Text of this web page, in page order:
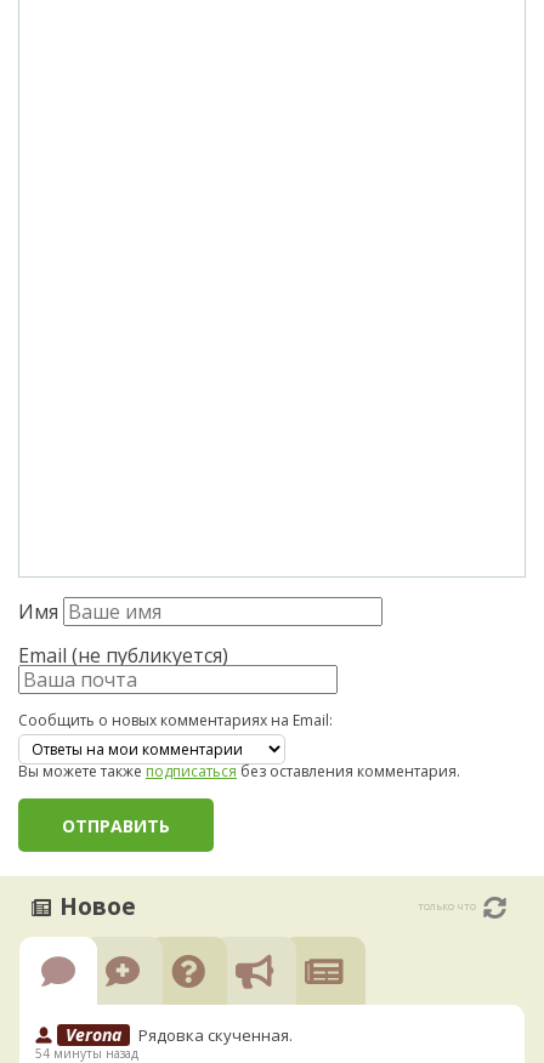
Имя
Email (не публикуется)
Сообщить о новых комментариях на Email:
Вы можете такжеподписатьсябез оставления комментария.
Новое только что
Verona Рядовка скученная.
54 минуты назад